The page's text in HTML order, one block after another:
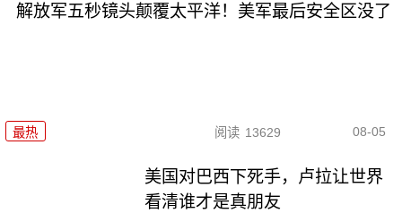
解放军五秒镜头颠覆太平洋！美军最后安全区没了
最热 阅读 13629 08-05
美国对巴西下死手，卢拉让世界
看清谁才是真朋友